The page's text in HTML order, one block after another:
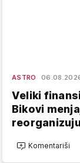
ASTRO
Veliki
Bikovi
Komentariši